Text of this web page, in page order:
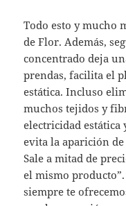
Todo esto y mucho
de Flor. Además,
concentrado deja
prendas, facilita el
estática. Incluso
muchos tejidos y
electricidad
evita la aparición
Sale a mitad de
el mismo
siempre te